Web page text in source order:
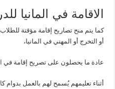
الاقامة في المانيا
كما يتم منح تصاريح إقامة مؤقتة
أو التخرج أو المهني في المانيا،
عادة ما يحصلون على تصريح إقامة في